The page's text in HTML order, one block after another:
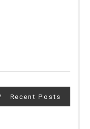
Recent Posts